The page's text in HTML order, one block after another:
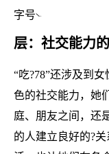
字号
层：社交能力
“吃?78”还涉及到
色的社交能力，她
庭、朋友之间，还
的人建立良好的?